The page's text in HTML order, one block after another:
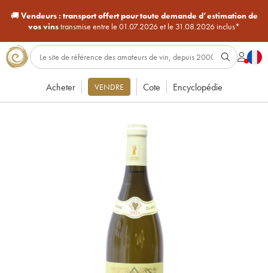
🚚Vendeurs : transport offert pour toute demande d’estimation de
vos vinstransmise entre le 01.07.2026 et le 31.08.2026 inclus*
Acheter VENDRE Cote Encyclopédie